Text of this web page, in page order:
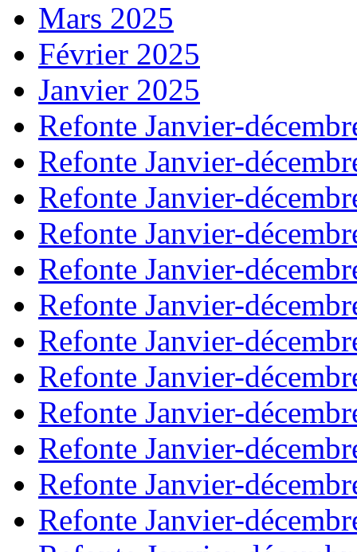
Mars 2025
Février 2025
Janvier 2025
Refonte Janvier-
Refonte Janvier-
Refonte Janvier-
Refonte Janvier-
Refonte Janvier-
Refonte Janvier-
Refonte Janvier-
Refonte Janvier-
Refonte Janvier-
Refonte Janvier-
Refonte Janvier-
Refonte Janvier-